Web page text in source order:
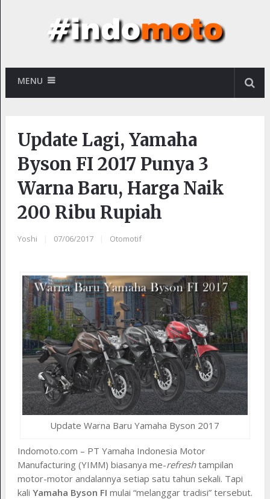
MENU
Update Lagi, Yamaha
Byson FI 2017 Punya 3
Warna Baru, Harga Naik
200 Ribu Rupiah
Yoshi 07/06/2017 Otomotif
Update Warna Baru Yamaha Byson 2017
Indomoto.com – PT Yamaha Indonesia Motor
Manufacturing (YIMM) biasanya me-refreshtampilan
motor-motor andalannya setiap satu tahun sekali. Tapi
kali Yamaha Byson FI mulai “melanggar tradisi” tersebut.